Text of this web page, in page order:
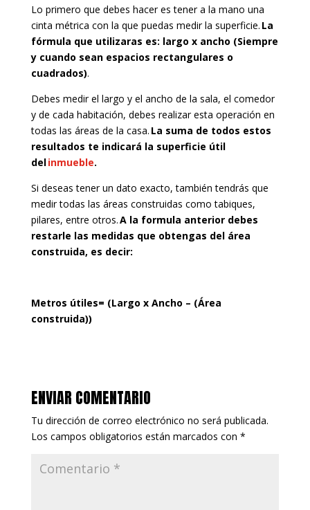
Lo primero que debes hacer es tener a la mano una
cinta métrica con la que puedas medir la superficie. La
fórmula que utilizaras es: largo x ancho (Siempre
y cuando sean espacios rectangulares o
cuadrados).
Debes medir el largo y el ancho de la sala, el comedor
y de cada habitación, debes realizar esta operación en
todas las áreas de la casa. La suma de todos estos
resultados te indicará la superficie útil
delinmueble.
Si deseas tener un dato exacto, también tendrás que
medir todas las áreas construidas como tabiques,
pilares, entre otros.A la formula anterior debes
restarle las medidas que obtengas del área
construida, es decir:
Metros útiles= (Largo x Ancho – (Área
construida))
ENVIAR COMENTARIO
Tu dirección de correo electrónico no será publicada.
Los campos obligatorios están marcados con *